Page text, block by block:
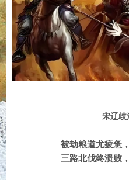
宋辽歧
被劫粮道尤疲惫
三路北伐终溃败